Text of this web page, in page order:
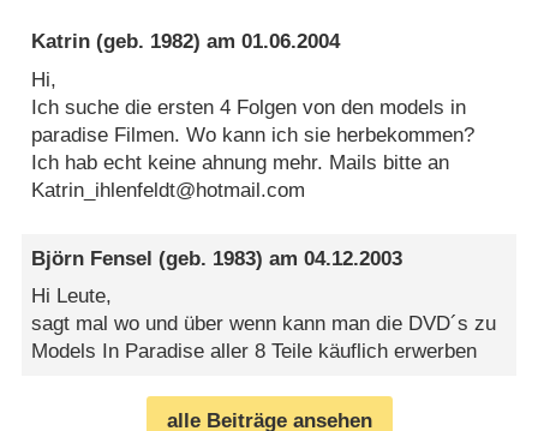
Katrin (geb. 1982) am01.06.2004
Hi,
Ich suche die ersten 4 Folgen von den models in
paradise Filmen. Wo kann ich sie herbekommen?
Ich hab echt keine ahnung mehr. Mails bitte an
Katrin_ihlenfeldt@hotmail.com
Björn Fensel (geb. 1983) am04.12.2003
Hi Leute,
sagt mal wo und über wenn kann man die DVD´s zu
Models In Paradise aller 8 Teile käuflich erwerben
alle Beiträge ansehen